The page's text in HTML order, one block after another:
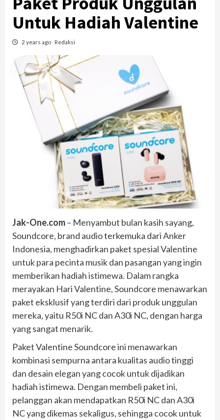
Untuk Hadiah Valentine
2 years ago Redaksi
Jak-One.com– Menyambut bulan kasih sayang,
Soundcore, brand audio terkemuka dari Anker
Indonesia, menghadirkan paket spesial Valentine
untuk para pecinta musik dan pasangan yang ingin
memberikan hadiah istimewa. Dalam rangka
merayakan Hari Valentine, Soundcore menawarkan
paket eksklusif yang terdiri dari produk unggulan
mereka, yaitu R50i NC dan A30i NC, dengan harga
yang sangat menarik.
Paket Valentine Soundcore ini menawarkan
kombinasi sempurna antara kualitas audio tinggi
dan desain elegan yang cocok untuk dijadikan
hadiah istimewa. Dengan membeli paket ini,
pelanggan akan mendapatkan R50i NC dan A30i
NC yang dikemas sekaligus, sehingga cocok untuk